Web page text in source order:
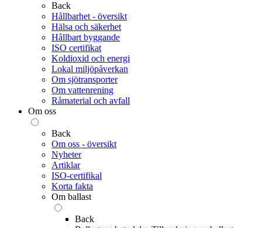
Back
Hållbarhet - översikt
Hälsa och säkerhet
Hållbart byggande
ISO certifikat
Koldioxid och energi
Lokal miljöpåverkan
Om sjötransporter
Om vattenrening
Råmaterial och avfall
Om oss
Back
Om oss - översikt
Nyheter
Artiklar
ISO-certifikal
Korta fakta
Om ballast
Back